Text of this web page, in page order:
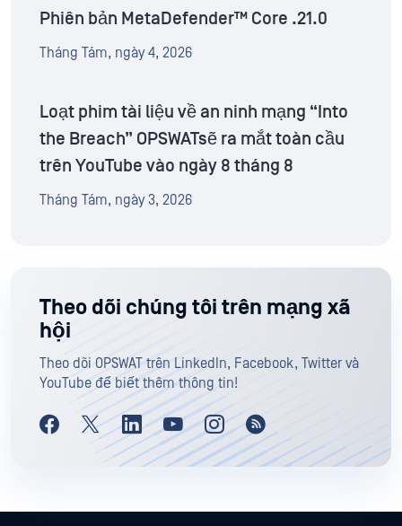
Phiên bản MetaDefender™ Core .21.0
Tháng Tám, ngày 4, 2026
Loạt phim tài liệu về an ninh mạng “Into
the Breach” OPSWATsẽ ra mắt toàn cầu
trên YouTube vào ngày 8 tháng 8
Tháng Tám, ngày 3, 2026
Theo dõi chúng tôi trên mạng xã
hội
Theo dõi OPSWAT trên LinkedIn, Facebook, Twitter và
YouTube để biết thêm thông tin!